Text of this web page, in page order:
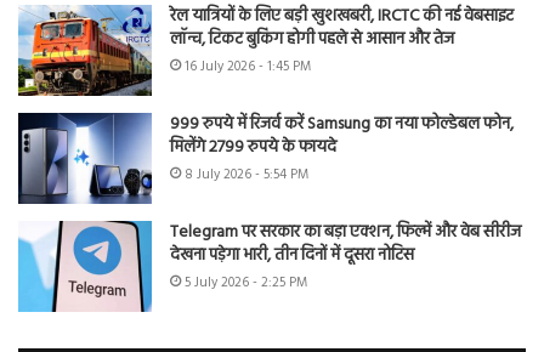
रेल यात्रियों के लिए बड़ी खुशखबरी, IRCTC की नई वेबसाइट
लॉन्च, टिकट बुकिंग होगी पहले से आसान और तेज
16 July 2026 - 1:45 PM
999 रुपये में रिजर्व करें Samsung का नया फोल्डेबल फोन,
मिलेंगे 2799 रुपये के फायदे
8 July 2026 - 5:54 PM
Telegram पर सरकार का बड़ा एक्शन, फिल्में और वेब सीरीज
देखना पड़ेगा भारी, तीन दिनों में दूसरा नोटिस
5 July 2026 - 2:25 PM